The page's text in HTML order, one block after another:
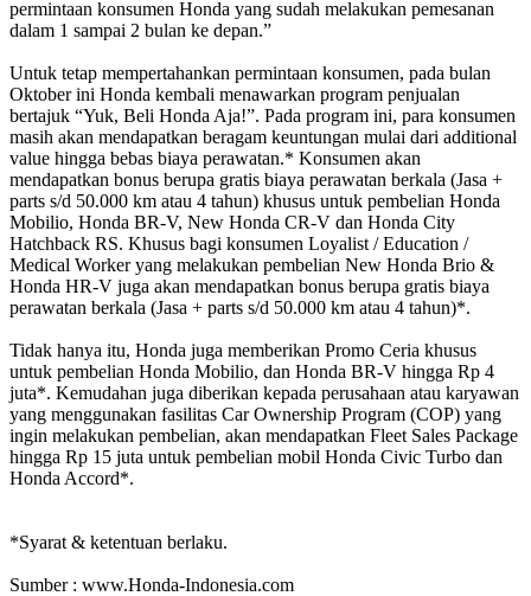
permintaan konsumen Honda yang sudah melakukan pemesanan
dalam 1 sampai 2 bulan ke depan.”
Untuk tetap mempertahankan permintaan konsumen, pada bulan
Oktober ini Honda kembali menawarkan program penjualan
bertajuk “Yuk, Beli Honda Aja!”. Pada program ini, para konsumen
masih akan mendapatkan beragam keuntungan mulai dari additional
value hingga bebas biaya perawatan.* Konsumen akan
mendapatkan bonus berupa gratis biaya perawatan berkala (Jasa +
parts s/d 50.000 km atau 4 tahun) khusus untuk pembelian Honda
Mobilio, Honda BR-V, New Honda CR-V dan Honda City
Hatchback RS. Khusus bagi konsumen Loyalist / Education /
Medical Worker yang melakukan pembelian New Honda Brio &
Honda HR-V juga akan mendapatkan bonus berupa gratis biaya
perawatan berkala (Jasa + parts s/d 50.000 km atau 4 tahun)*.
Tidak hanya itu, Honda juga memberikan Promo Ceria khusus
untuk pembelian Honda Mobilio, dan Honda BR-V hingga Rp 4
juta*. Kemudahan juga diberikan kepada perusahaan atau karyawan
yang menggunakan fasilitas Car Ownership Program (COP) yang
ingin melakukan pembelian, akan mendapatkan Fleet Sales Package
hingga Rp 15 juta untuk pembelian mobil Honda Civic Turbo dan
Honda Accord*.
*Syarat & ketentuan berlaku.
Sumber : www.Honda-Indonesia.com